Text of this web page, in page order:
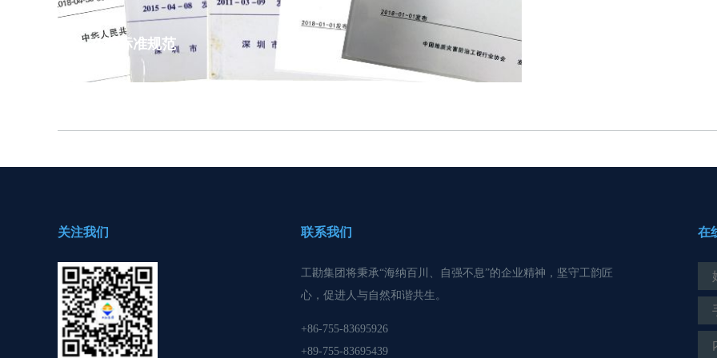
在编标准规范
关注我们 联系我们
工勘集团将秉承“海纳百川、自强不息”的企业精神，坚守工韵匠
心，促进人与自然和谐共生。
+86-755-83695926
+89-755-83695439
在